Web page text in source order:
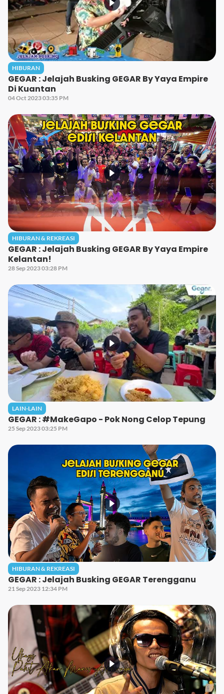
HIBURAN
GEGAR : Jelajah Busking GEGAR By Yaya Empire
Di Kuantan
04 Oct 2023 03:35 PM
HIBURAN & REKREASI
GEGAR : Jelajah Busking GEGAR By Yaya Empire
Kelantan!
28 Sep 2023 03:28 PM
LAIN-LAIN
GEGAR : #MakeGapo - Pok Nong Celop Tepung
25 Sep 2023 03:25 PM
HIBURAN & REKREASI
GEGAR : Jelajah Busking GEGAR Terengganu
21 Sep 2023 12:34 PM